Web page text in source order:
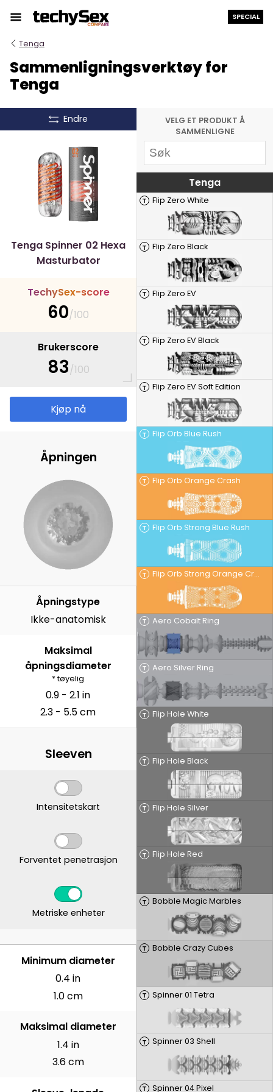
innholdet
SPECIAL
Tenga
Sammenligningsverktøy for
Tenga
VELG ET PRODUKT Å
SAMMENLIGNE
Tenga
T Flip Zero White
T Flip Zero Black
T Flip Zero EV
T Flip Zero EV Black
T Flip Zero EV Soft Edition
T Flip Orb Blue Rush
T Flip Orb Orange Crash
T Flip Orb Strong Blue Rush
T Flip Orb Strong Orange Crash
T Aero Cobalt Ring
T Aero Silver Ring
T Flip Hole White
T Flip Hole Black
T Flip Hole Silver
T Flip Hole Red
T Bobble Magic Marbles
T Bobble Crazy Cubes
T Spinner 01 Tetra
T Spinner 03 Shell
T Spinner 04 Pixel
Endre
Tenga Spinner 02 Hexa
Masturbator
TechySex-score
60/100
Brukerscore
83/100
Kjøp nå
Åpningen
Åpningstype
Ikke-anatomisk
Maksimal
åpningsdiameter
* tøyelig
0.9 - 2.1 in
2.3 - 5.5 cm
Sleeven
Intensitetskart
Forventet penetrasjon
Metriske enheter
CENTIMETER
Minimum diameter
0.4 in
1.0 cm
Maksimal diameter
1.4 in
3.6 cm